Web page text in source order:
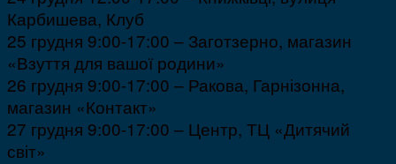
Карбишева, Клуб
25 грудня 9:00-17:00 – Заготзерно, магазин
«Взуття для вашої родини»
26 грудня 9:00-17:00 – Ракова, Гарнізонна,
магазин «Контакт»
27 грудня 9:00-17:00 – Центр, ТЦ «Дитячий
світ»